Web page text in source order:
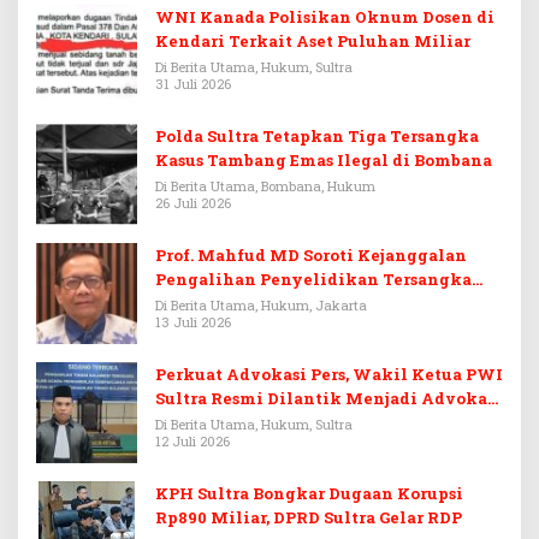
WNI Kanada Polisikan Oknum Dosen di
Kendari Terkait Aset Puluhan Miliar
Di Berita Utama, Hukum, Sultra
31 Juli 2026
Polda Sultra Tetapkan Tiga Tersangka
Kasus Tambang Emas Ilegal di Bombana
Di Berita Utama, Bombana, Hukum
26 Juli 2026
Prof. Mahfud MD Soroti Kejanggalan
Pengalihan Penyelidikan Tersangka
Febrie Adriansyah
Di Berita Utama, Hukum, Jakarta
13 Juli 2026
Perkuat Advokasi Pers, Wakil Ketua PWI
Sultra Resmi Dilantik Menjadi Advokat
PERADI
Di Berita Utama, Hukum, Sultra
12 Juli 2026
KPH Sultra Bongkar Dugaan Korupsi
Rp890 Miliar, DPRD Sultra Gelar RDP